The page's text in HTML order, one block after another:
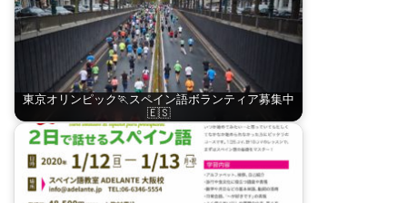
東京オリンピック🏃スペイン語ボランティア募集中
🇪🇸